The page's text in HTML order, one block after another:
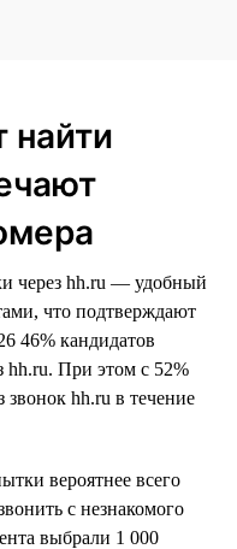
найти
через hh.ru — удобный
что подтверждают
46% кандидатов
hh.ru. При этом с 52%
звонок hh.ru в течение
вероятнее всего
с незнакомого
выбрали 1 000